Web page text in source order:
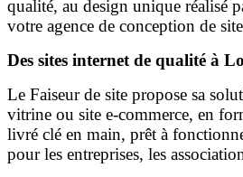
qualité, au design unique réalisé
votre agence de conception de
Des sites internet de qualité à
Le Faiseur de site propose sa
vitrine ou site e-commerce, en
livré clé en main, prêt à
pour les entreprises, les